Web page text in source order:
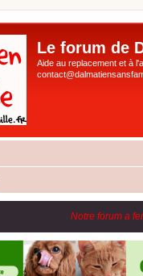
Le forum de
Aide au replacement et à
Notre forum a